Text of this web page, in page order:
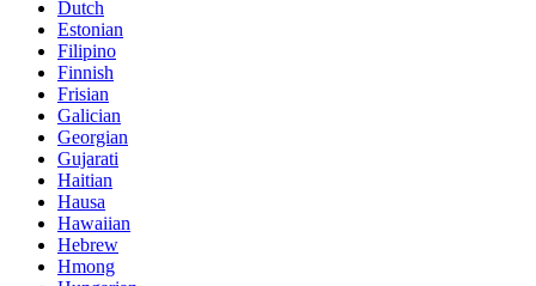
Dutch
Estonian
Filipino
Finnish
Frisian
Galician
Georgian
Gujarati
Haitian
Hausa
Hawaiian
Hebrew
Hmong